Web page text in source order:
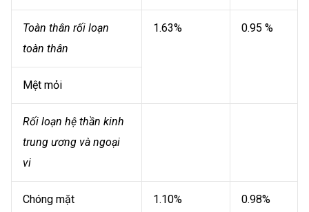
Toàn thân rối loạn
toàn thân
1.63% 0.95 %
Mệt mỏi
Rối loạn hệ thần kinh
trung ương và ngoại
vi
Chóng mặt 1.10% 0.98%